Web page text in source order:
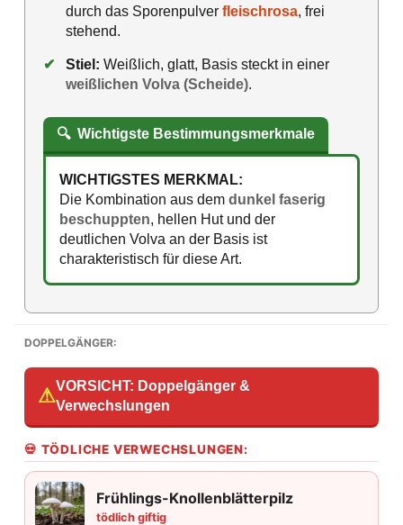
durch das Sporenpulver fleischrosa, frei
stehend.
✔ Stiel: Weißlich, glatt, Basis steckt in einer
weißlichen Volva (Scheide).
🔍 Wichtigste Bestimmungsmerkmale
WICHTIGSTES MERKMAL:
Die Kombination aus dem dunkel faserig
beschuppten, hellen Hut und der
deutlichen Volva an der Basis ist
charakteristisch für diese Art.
DOPPELGÄNGER:
⚠VORSICHT: Doppelgänger &
Verwechslungen
💀 TÖDLICHE VERWECHSLUNGEN:
Frühlings-Knollenblätterpilz
tödlich giftig